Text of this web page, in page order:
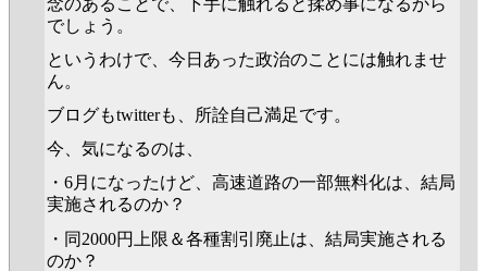
でしょう。
というわけで、今日あった政治のことには触れませ
ん。
ブログもtwitterも、所詮自己満足です。
今、気になるのは、
・6月になったけど、高速道路の一部無料化は、結局
実施されるのか？
・同2000円上限＆各種割引廃止は、結局実施される
のか？